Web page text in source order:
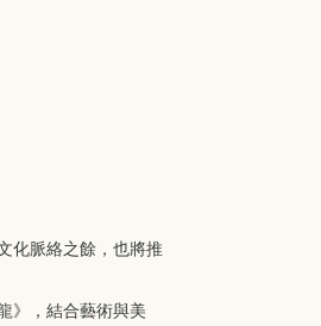
化脈絡之餘，也將推
》，結合藝術與美